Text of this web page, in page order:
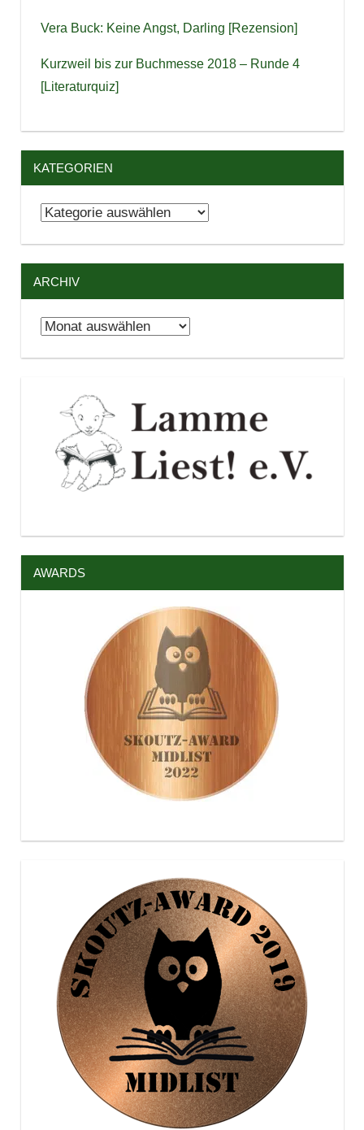
Vera Buck: Keine Angst, Darling [Rezension]
Kurzweil bis zur Buchmesse 2018 – Runde 4
[Literaturquiz]
KATEGORIEN
Kategorien
ARCHIV
Archiv
AWARDS